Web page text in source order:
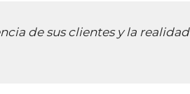
de sus clientes y la realidad